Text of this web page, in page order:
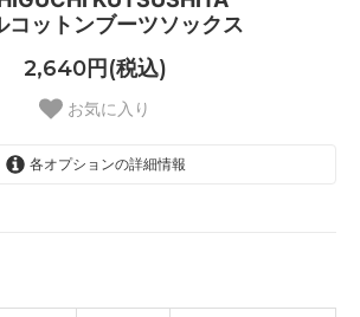
コットンブーツソックス
2,640円(税込)
お気に入り
各オプションの詳細情報